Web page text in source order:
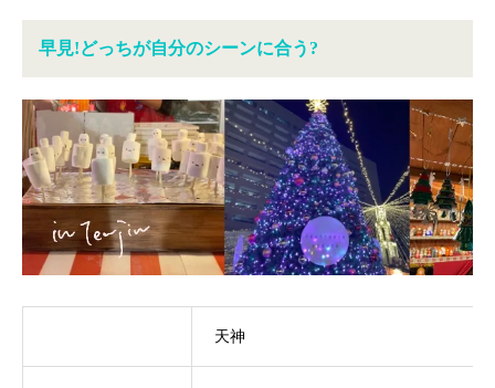
早見!どっちが自分のシーンに合う?
天神